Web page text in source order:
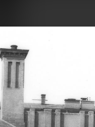
· Budapest XIV. · Városliget
Egylet csarnoka (Lechner Ödön, 1875.) a csónakázótónál. A felvétel 1900 előtt készült.